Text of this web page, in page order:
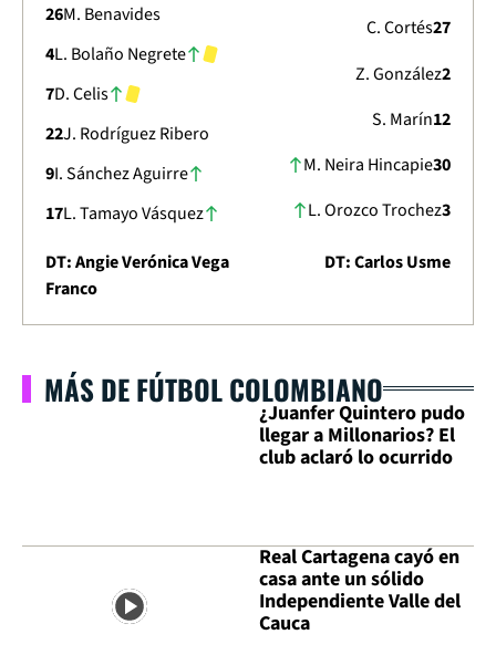
26M. Benavides
4L. Bolaño Negrete
7D. Celis
22J. Rodríguez Ribero
9I. Sánchez Aguirre
17L. Tamayo Vásquez
27
C. Cortés
2
Z. González
12
S. Marín
30
M. Neira Hincapie
3
L. Orozco Trochez
DT: Angie Verónica Vega
Franco
DT: Carlos Usme
MÁS DE FÚTBOL COLOMBIANO
¿Juanfer Quintero pudo
llegar a Millonarios? El
club aclaró lo ocurrido
Real Cartagena cayó en
casa ante un sólido
Independiente Valle del
Cauca